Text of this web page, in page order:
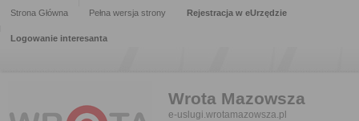
Strona Główna Pełna wersja strony Rejestracja w eUrzędzie
Logowanie interesanta
Wrota Mazowsza
e-uslugi.wrotamazowsza.pl